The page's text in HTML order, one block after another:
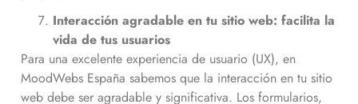
Interacción agradable en tu sitio web: facilita la
vida de tus usuarios
Para una excelente experiencia de usuario (UX), en
MoodWebs España sabemos que la interacción en tu sitio
web debe ser agradable y significativa. Los formularios,